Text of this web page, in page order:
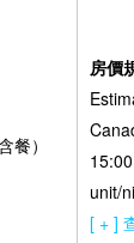
餐）
房價
unit/
[ + ]